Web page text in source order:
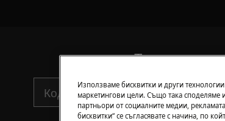
Търсене сред
Използваме бисквитки и други
маркетингови цели. Също така споделяме
партньори от социалните медии,
бисквитки“ се съгласявате с начина, по